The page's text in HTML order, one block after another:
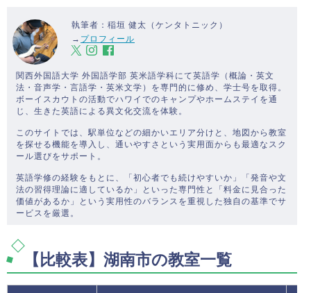
執筆者：稲垣 健太（ケンタトニック）
→ プロフィール
関西外国語大学 外国語学部 英米語学科にて英語学（概論・英文
法・音声学・言語学・英米文学）を専門的に修め、学士号を取得。
ボーイスカウトの活動でハワイでのキャンプやホームステイを通
じ、生きた英語による異文化交流を体験。
このサイトでは、駅単位などの細かいエリア分けと、地図から教室
を探せる機能を導入し、通いやすさという実用面からも最適なスク
ール選びをサポート。
英語学修の経験をもとに、「初心者でも続けやすいか」「発音や文
法の習得理論に適しているか」といった専門性と「料金に見合った
価値があるか」という実用性のバランスを重視した独自の基準でサ
ービスを厳選。
【比較表】湖南市の教室一覧